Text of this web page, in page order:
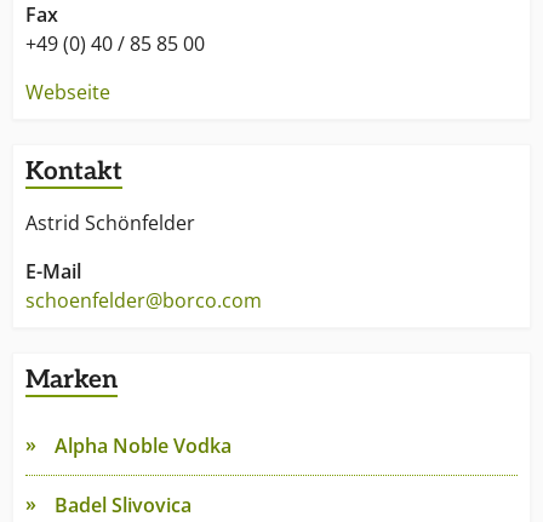
Fax
+49 (0) 40 / 85 85 00
Webseite
Kontakt
Astrid Schönfelder
E-Mail
schoenfelder@borco.com
Marken
Alpha Noble Vodka
Badel Slivovica